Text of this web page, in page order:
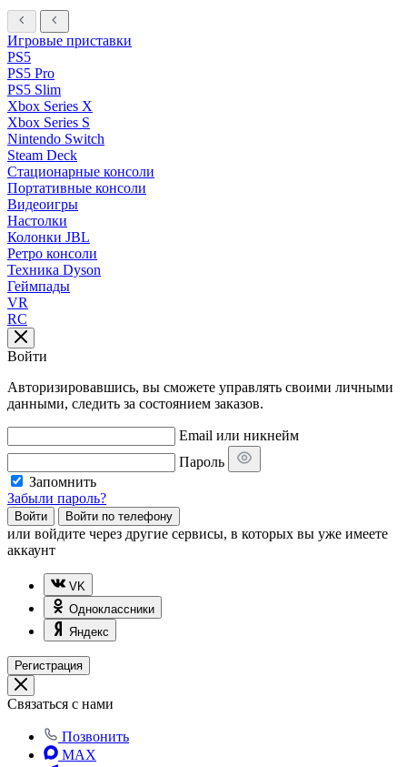
Игровые приставки
PS5
PS5 Pro
PS5 Slim
Xbox Series X
Xbox Series S
Nintendo Switch
Steam Deck
Стационарные консоли
Портативные консоли
Видеоигры
Настолки
Колонки JBL
Ретро консоли
Техника Dyson
Геймпады
VR
RC
Войти
Авторизировавшись, вы сможете управлять своими личными
данными, следить за состоянием заказов.
Email или никнейм
Пароль
Запомнить
Забыли пароль?
Войти Войти по телефону
или войдите через другие сервисы, в которых вы уже имеете
аккаунт
VK
Одноклассники
Яндекс
Регистрация
Связаться с нами
Позвонить
MAX